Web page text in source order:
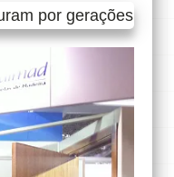
por gerações